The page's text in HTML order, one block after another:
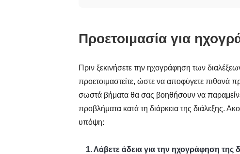
Προετοιμασία για
Πριν ξεκινήσετε την ηχογράφηση των
προετοιμαστείτε, ώστε να αποφύγετε πιθανά
σωστά βήματα θα σας βοηθήσουν να
προβλήματα κατά τη διάρκεια της διάλεξης.
υπόψη:
1. Λάβετε άδεια για την ηχογράφηση της